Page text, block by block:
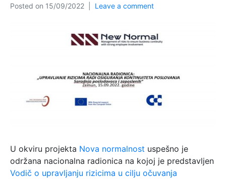
Posted on 15/09/2022 Leave a comment
U okviru projekta Nova normalnost uspešno je
održana nacionalna radionica na kojoj je predstavljen
Vodič o upravljanju rizicima u cilju očuvanja